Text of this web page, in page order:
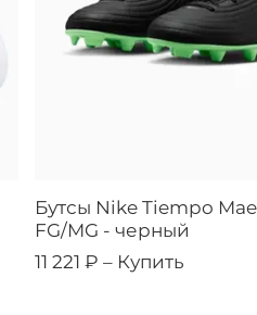
Бутсы Nike Tiempo
FG/MG - черный
11 221 ₽ – Купить